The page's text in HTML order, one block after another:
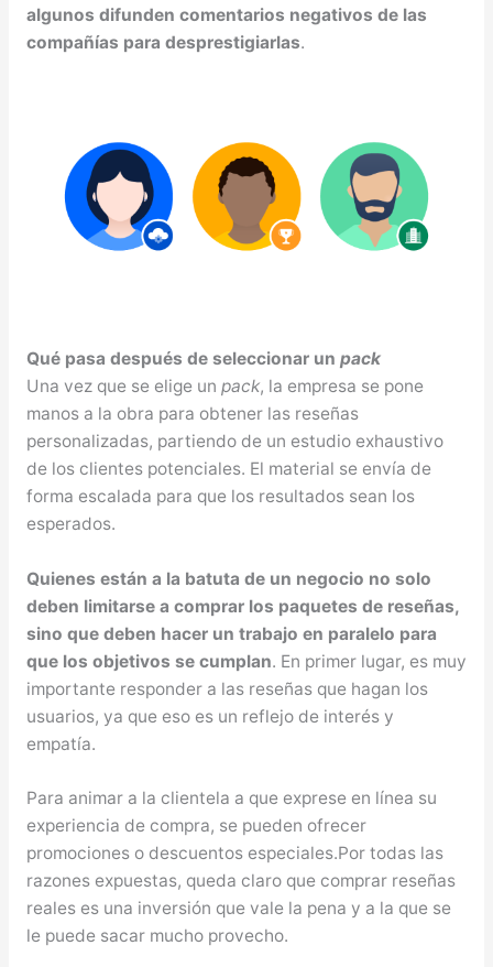
algunos difunden comentarios negativos de las
compañías para desprestigiarlas.
Qué pasa después de seleccionar un pack
Una vez que se elige un pack, la empresa se pone
manos a la obra para obtener las reseñas
personalizadas, partiendo de un estudio exhaustivo
de los clientes potenciales. El material se envía de
forma escalada para que los resultados sean los
esperados.
Quienes están a la batuta de un negocio no solo
deben limitarse a comprar los paquetes de reseñas,
sino que deben hacer un trabajo en paralelo para
que los objetivos se cumplan. En primer lugar, es muy
importante responder a las reseñas que hagan los
usuarios, ya que eso es un reflejo de interés y
empatía.
Para animar a la clientela a que exprese en línea su
experiencia de compra, se pueden ofrecer
promociones o descuentos especiales.Por todas las
razones expuestas, queda claro que comprar reseñas
reales es una inversión que vale la pena y a la que se
le puede sacar mucho provecho.